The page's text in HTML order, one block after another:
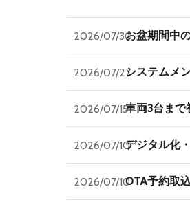
2026/07/30お盆期間中
2026/07/27システムメ
2026/07/15車両3台まで
2026/07/10デジタル化
2026/07/10OTA予約取